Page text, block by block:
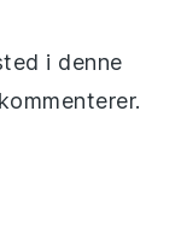
i denne